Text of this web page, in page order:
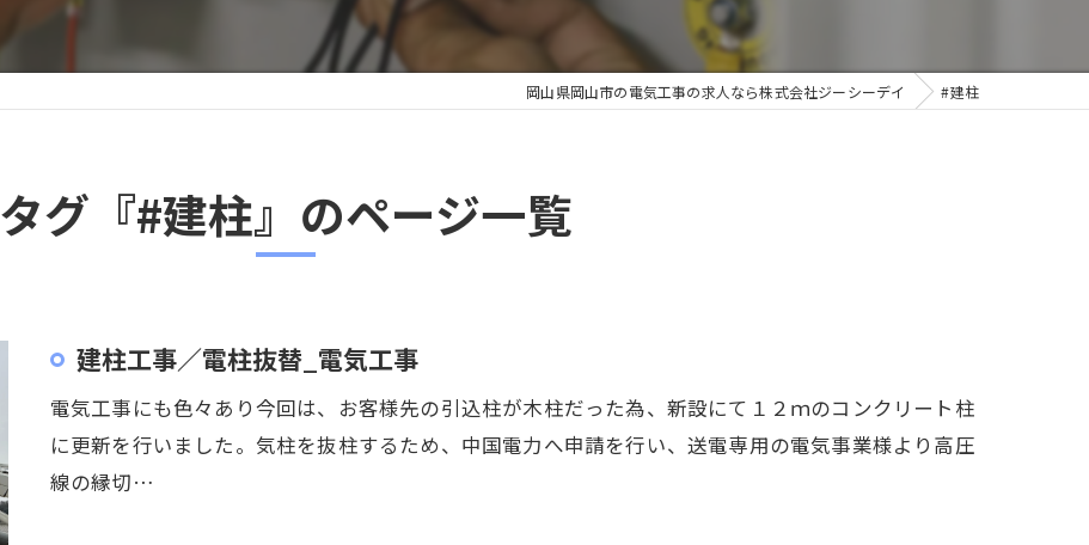
岡山県岡山市の電気工事の求人なら株式会社ジーシーデイ #建柱
タグ『#建柱』のページ一覧
建柱工事／電柱抜替_電気工事
電気工事にも色々あり今回は、お客様先の引込柱が木柱だった為、新設にて１２ｍのコンクリート柱
に更新を行いました。気柱を抜柱するため、中国電力へ申請を行い、送電専用の電気事業様より高圧
線の縁切…